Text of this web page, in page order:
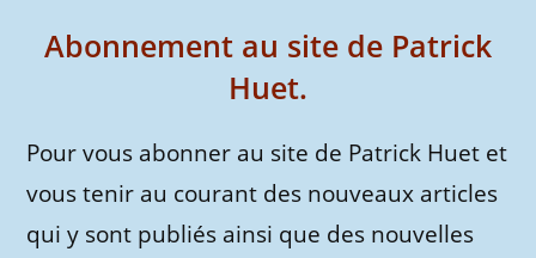
Abonnement au site de Patrick
Huet.
Pour vous abonner au site de Patrick Huet et
vous tenir au courant des nouveaux articles
qui y sont publiés ainsi que des nouvelles